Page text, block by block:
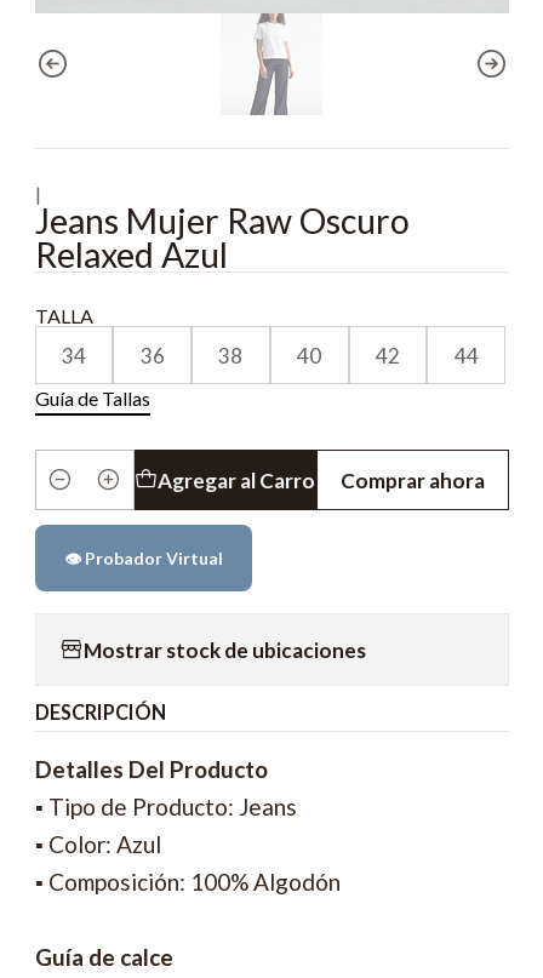
|
Jeans Mujer Raw Oscuro
Relaxed Azul
TALLA
34 36 38 40 42 44
Guía de Tallas
Cantidad
Agregar al Carro Comprar ahora
👁️ Probador Virtual
Mostrar stock de ubicaciones
DESCRIPCIÓN
Detalles Del Producto
▪ Tipo de Producto: Jeans
▪ Color: Azul
▪ Composición: 100% Algodón
Guía de calce